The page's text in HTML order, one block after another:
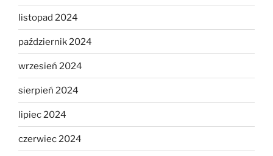
listopad 2024
październik 2024
wrzesień 2024
sierpień 2024
lipiec 2024
czerwiec 2024